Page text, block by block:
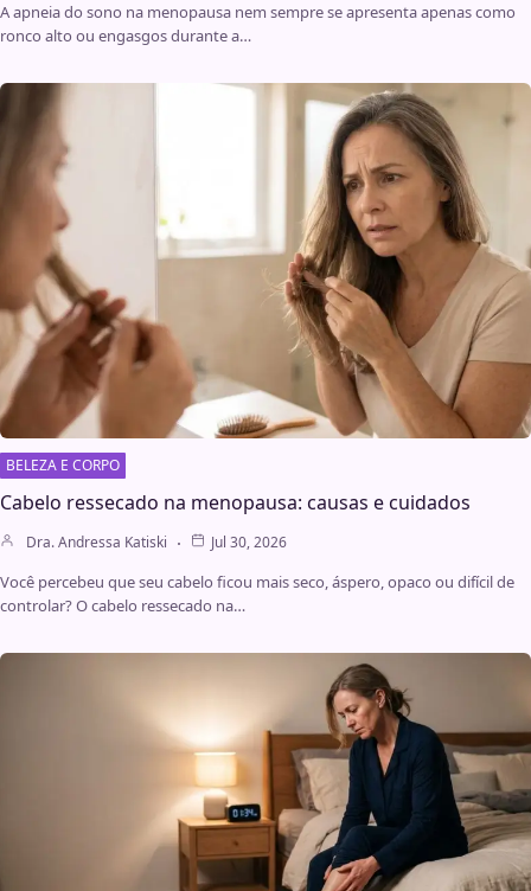
A apneia do sono na menopausa nem sempre se apresenta apenas como
ronco alto ou engasgos durante a…
BELEZA E CORPO
Cabelo ressecado na menopausa: causas e cuidados
Dra. Andressa Katiski Jul 30, 2026
Você percebeu que seu cabelo ficou mais seco, áspero, opaco ou difícil de
controlar? O cabelo ressecado na…